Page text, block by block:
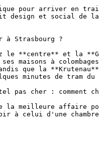
pour arriver en
design et social de
à Strasbourg ?
**centre** et la
ses maisons à
que la
minutes de tram du
pas cher : comment
la meilleure affaire
à celui d'une